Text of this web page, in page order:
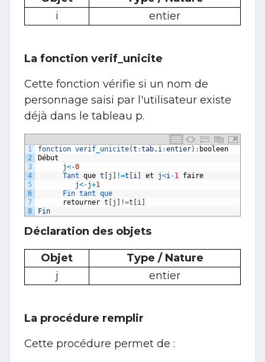
i
entier
La fonction verif_unicite
Cette fonction vérifie si un nom de
personnage saisi par l'utilisateur existe
déjà dans le tableau p.
1
2
3
4
5
6
7
8
fonction verif_unicite(t :tab, i:entier) : booleen
Début
j<-0
Tant que t j !=t i et j<i-1 faire
j<-j+1
Fin tant que
retourner t j !=t i
Fin
Déclaration des objets
Objet
Type / Nature
j
entier
La procédure remplir
Cette procédure permet de :